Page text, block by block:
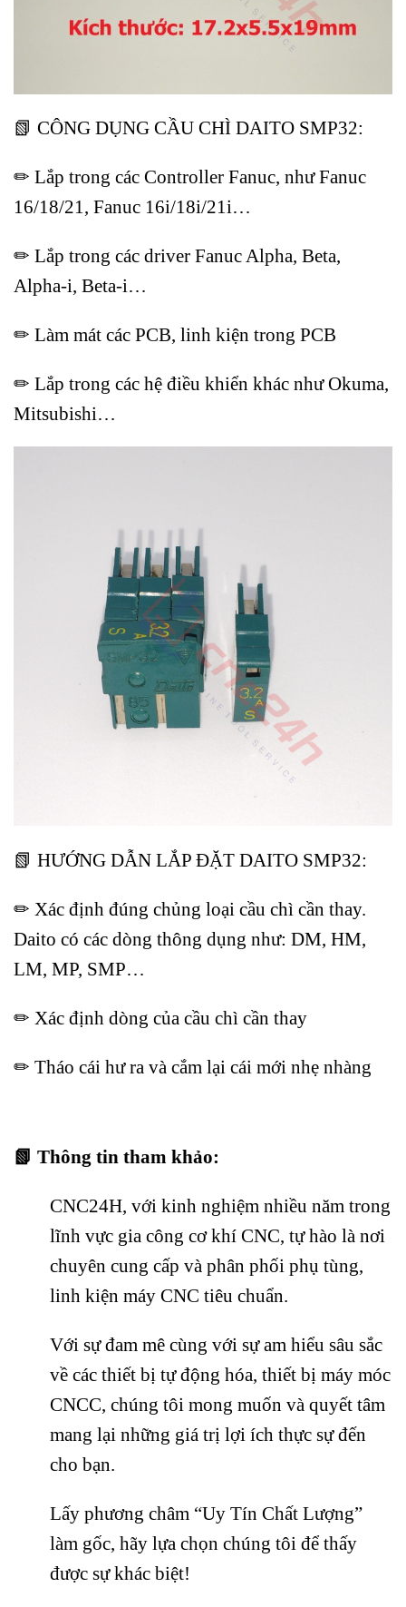
📗 CÔNG DỤNG CẦU CHÌ DAITO SMP32:
✏ Lắp trong các Controller Fanuc, như Fanuc
16/18/21, Fanuc 16i/18i/21i…
✏ Lắp trong các driver Fanuc Alpha, Beta,
Alpha-i, Beta-i…
✏ Làm mát các PCB, linh kiện trong PCB
✏ Lắp trong các hệ điều khiển khác như Okuma,
Mitsubishi…
📗 HƯỚNG DẪN LẮP ĐẶT DAITO SMP32:
✏ Xác định đúng chủng loại cầu chì cần thay.
Daito có các dòng thông dụng như: DM, HM,
LM, MP, SMP…
✏ Xác định dòng của cầu chì cần thay
✏ Tháo cái hư ra và cắm lại cái mới nhẹ nhàng
📗 Thông tin tham khảo:
CNC24H, với kinh nghiệm nhiều năm trong
lĩnh vực gia công cơ khí CNC, tự hào là nơi
chuyên cung cấp và phân phối phụ tùng,
linh kiện máy CNC tiêu chuẩn.
Với sự đam mê cùng với sự am hiểu sâu sắc
về các thiết bị tự động hóa, thiết bị máy móc
CNCC, chúng tôi mong muốn và quyết tâm
mang lại những giá trị lợi ích thực sự đến
cho bạn.
Lấy phương châm “Uy Tín Chất Lượng”
làm gốc, hãy lựa chọn chúng tôi để thấy
được sự khác biệt!